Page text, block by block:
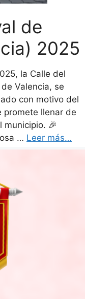
de
2025
la Calle del
Valencia, se
con motivo del
promete llenar de
municipio. 🎉
… Leer más…